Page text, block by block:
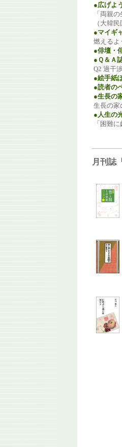
●広げよ
「両親
（大韓民
●マイギ
燃えるよ
●俳壇・
●Ｑ＆Ａ
Q2 過干
●絵手紙
●読者の
●生長の
生長の家
●人生の
「困難に
月刊誌